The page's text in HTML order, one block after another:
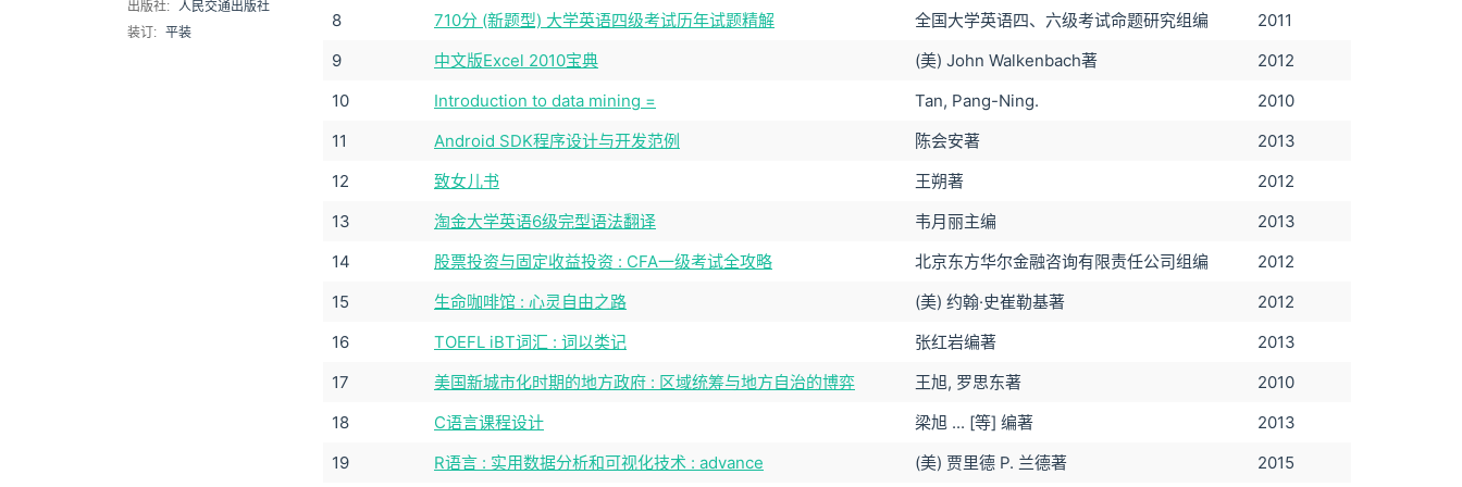
出版社: 人民交通出版社
装订: 平装
8 710分 (新题型) 大学英语四级考试历年试题精解 全国大学英语四、六级考试命题研究组编
2011
9
中文版Excel 2010宝典 (美) John Walkenbach著
2012
10
Introduction to data mining = Tan, Pang-Ning.
2010
11
Android SDK程序设计与开发范例 陈会安著
2013
12
致女儿书 王朔著
2012
13
淘金大学英语6级完型语法翻译 韦月丽主编
2013
14
股票投资与固定收益投资 : CFA一级考试全攻略 北京东方华尔金融咨询有限责任公司组编
2012
15
生命咖啡馆 : 心灵自由之路 (美) 约翰·史崔勒基著
2012
16
TOEFL iBT词汇 : 词以类记 张红岩编著
2013
17
美国新城市化时期的地方政府 : 区域统筹与地方自治的博弈 王旭, 罗思东著
2010
18
C语言课程设计 梁旭 ... [等] 编著
2013
19
R语言 : 实用数据分析和可视化技术 : advance (美) 贾里德 P. 兰德著 2015